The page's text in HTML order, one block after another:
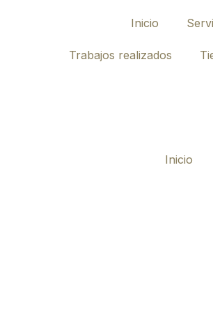
Inicio
Trabajos realizados
Inicio